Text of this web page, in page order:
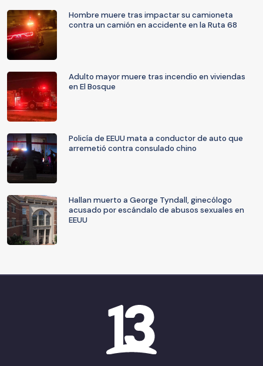
Hombre muere tras impactar su camioneta
contra un camión en accidente en la Ruta 68
Adulto mayor muere tras incendio en viviendas
en El Bosque
Policía de EEUU mata a conductor de auto que
arremetió contra consulado chino
Hallan muerto a George Tyndall, ginecólogo
acusado por escándalo de abusos sexuales en
EEUU